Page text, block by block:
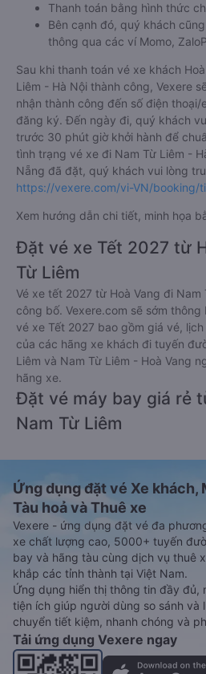
Thanh toán bằng hình thức
Bên cạnh đó, quý khách
thông qua các ví Momo,
Sau khi thanh toán vé xe khách
Liêm - Hà Nội thành công, Vexere
nhận thành công đến số điện thoại/
đăng ký. Đến ngày đi, quý khách
trước 30 phút giờ khởi hành để
tình trạng vé xe đi Nam Từ Liêm -
Nẵng đã đặt, quý khách vui lòng
https://vexere.com/vi-VN/booking/
Xem hướng dẫn chi tiết, minh họa
Đặt vé xe Tết 2027 từ
Từ Liêm
Vé xe tết 2027 từ Hoà Vang đi
công bố. Vexere.com sẽ sớm
vé xe Tết 2027 bao gồm giá vé,
của các hãng xe khách đi tuyến
Liêm và Nam Từ Liêm - Hoà Vang
hãng xe.
Đặt vé máy bay giá rẻ
Nam Từ Liêm
Ứng dụng đặt vé Xe khách,
Tàu hoả và Thuê xe
Vexere - ứng dụng đặt vé đa
xe chất lượng cao, 5000+ tuyến
bay và hãng tàu cùng dịch vụ thuê
khắp các tỉnh thành tại Việt Nam.
Ứng dụng hiển thị thông tin đầy đủ,
tiện ích giúp người dùng so sánh và
chuyển tiết kiệm, nhanh chóng và
Tải ứng dụng Vexere ngay